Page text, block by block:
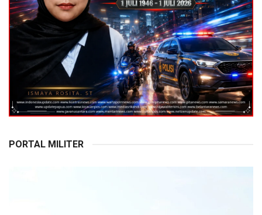
PORTAL MILITER